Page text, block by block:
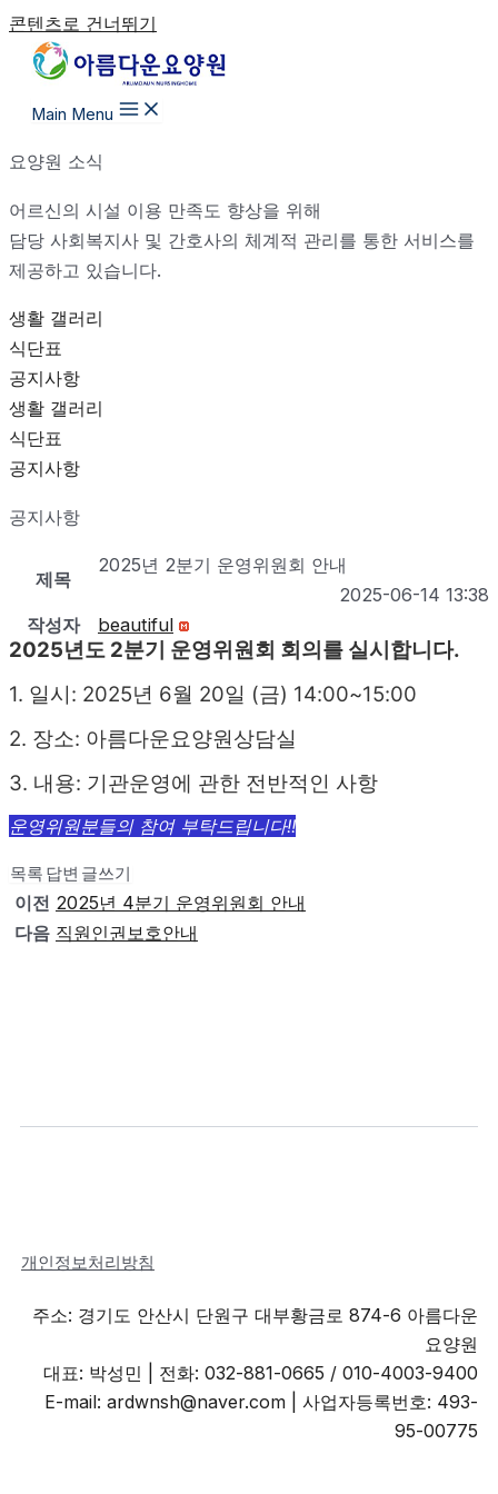
콘텐츠로 건너뛰기
Main Menu
요양원 소식
어르신의 시설 이용 만족도 향상을 위해
담당 사회복지사 및 간호사의 체계적 관리를 통한 서비스를
제공하고 있습니다.
생활 갤러리
식단표
공지사항
생활 갤러리
식단표
공지사항
공지사항
제목
2025년 2분기 운영위원회 안내
2025-06-14 13:38
작성자
beautiful
2025년도 2분기 운영위원회 회의를 실시합니다.
1. 일시: 2025년 6월 20일 (금) 14:00~15:00
2. 장소: 아름다운요양원상담실
3. 내용: 기관운영에 관한 전반적인 사항
운영위원분들의 참여 부탁드립니다!!
목록 답변 글쓰기
이전 2025년 4분기 운영위원회 안내
다음 직원인권보호안내
개인정보처리방침
주소: 경기도 안산시 단원구 대부황금로 874-6 아름다운
요양원
대표: 박성민 | 전화: 032-881-0665 / 010-4003-9400
E-mail: ardwnsh@naver.com | 사업자등록번호: 493-
95-00775